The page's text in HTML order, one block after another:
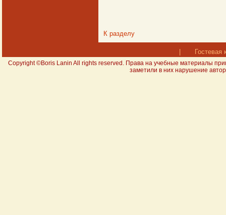
К разделу
Гостевая
Copyright ©Boris Lanin All rights reserved. Права на учебные материалы
заметили в них нарушение